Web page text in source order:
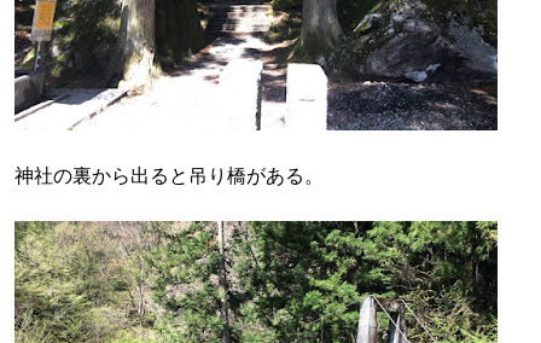
神社の裏から出ると吊り橋がある。